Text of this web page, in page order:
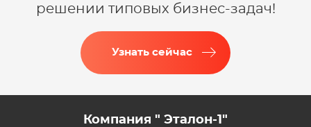
решении типовых бизнес-задач!
Узнать сейчас
Компания " Эталон-1"